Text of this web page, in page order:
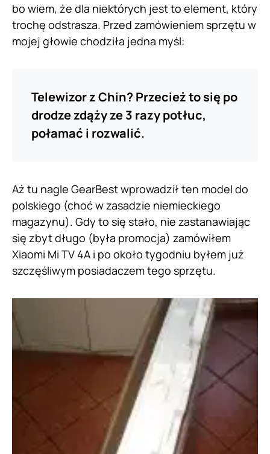
bo wiem, że dla niektórych jest to element, który
trochę odstrasza. Przed zamówieniem sprzętu w
mojej głowie chodziła jedna myśl:
Telewizor z Chin? Przecież to się po
drodze zdąży ze 3 razy potłuc,
połamać i rozwalić.
Aż tu nagle GearBest wprowadził ten model do
polskiego (choć w zasadzie niemieckiego
magazynu). Gdy to się stało, nie zastanawiając
się zbyt długo (była promocja) zamówiłem
Xiaomi Mi TV 4A i po około tygodniu byłem już
szczęśliwym posiadaczem tego sprzętu.